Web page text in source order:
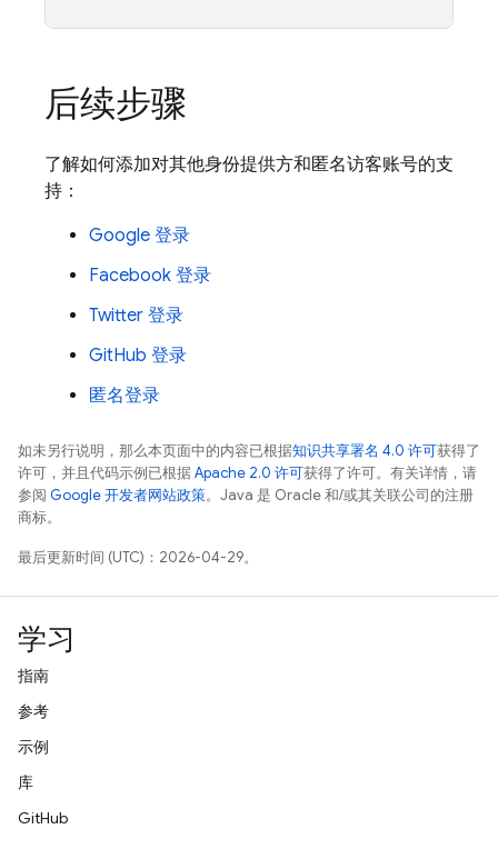
后续步骤
了解如何添加对其他身份提供方和匿名访客账号的支
持：
Google 登录
Facebook 登录
Twitter 登录
GitHub 登录
匿名登录
如未另行说明，那么本页面中的内容已根据知识共享署名 4.0 许可获得了
许可，并且代码示例已根据Apache 2.0 许可获得了许可。有关详情，请
参阅 Google 开发者网站政策。Java 是 Oracle 和/或其关联公司的注册
商标。
最后更新时间 (UTC)：2026-04-29。
学习
指南
参考
示例
库
GitHub